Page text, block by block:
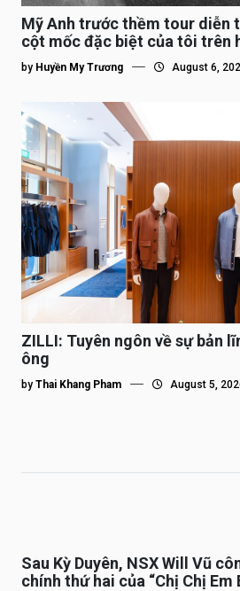
Mỹ Anh trước thềm tour diễn
cột mốc đặc biệt của tôi trên
tế”
by Huyền My Trương August 6,
ZILLI: Tuyên ngôn về sự bản
ông
by Thai Khang Pham August 5,
Sau Kỳ Duyên, NSX Will Vũ
chính thứ hai của “Chị Chị Em